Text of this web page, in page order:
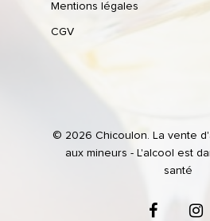
Mentions légales
CGV
© 2026 Chicoulon. La vente
aux mineurs - L'alcool est
santé